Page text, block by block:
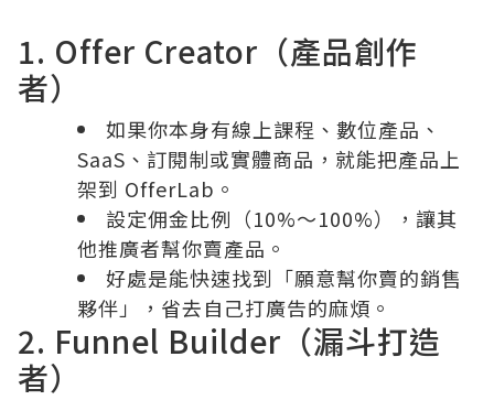
1. Offer Creator（產品創作
者）
如果你本身有線上課程、數位產品、
SaaS、訂閱制或實體商品，就能把產品上
架到 OfferLab。
設定佣金比例（10%～100%），讓其
他推廣者幫你賣產品。
好處是能快速找到「願意幫你賣的銷售
夥伴」，省去自己打廣告的麻煩。
2. Funnel Builder（漏斗打造
者）